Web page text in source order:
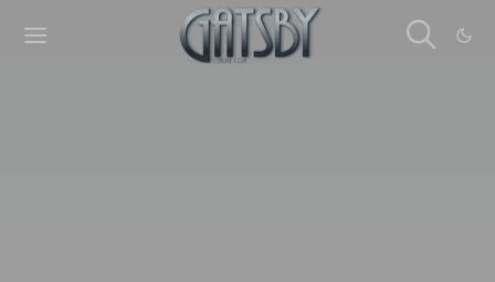
Cookies management panel